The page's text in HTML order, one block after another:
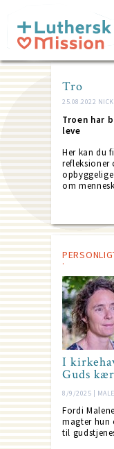
main
content
Tro
25.08.2022
Troen har
leve
Her kan du
refleksioner
om
I
Guds
8/9/2025 |
Fordi
magter hun
til